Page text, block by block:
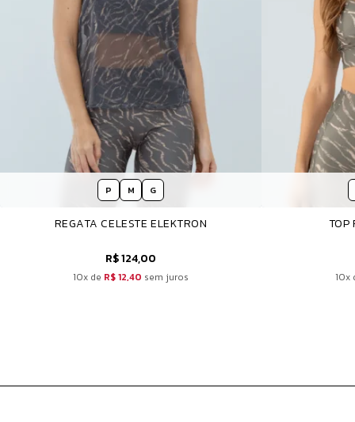
P M G
REGATA CELESTE ELEKTRON
R$ 124,00
10x de R$ 12,40 sem juros
TOP
10x